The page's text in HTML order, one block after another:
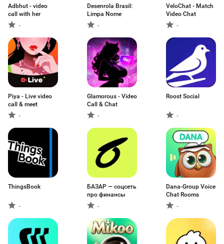
Adbhut - video
call with her
-
Desenrola Brasil:
Limpa Nome
-
VeloChat - Match
Video Chat
-
Piya - Live video
call & meet
-
Glamorous - Video
Call & Chat
-
Roost Social
-
ThingsBook
-
БАЗАР — соцсеть
про финансы
-
Dana-Group Voice
Chat Rooms
-